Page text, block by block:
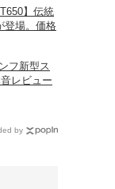
】伝統
登場。価格
フ新型ス
レビュー
by